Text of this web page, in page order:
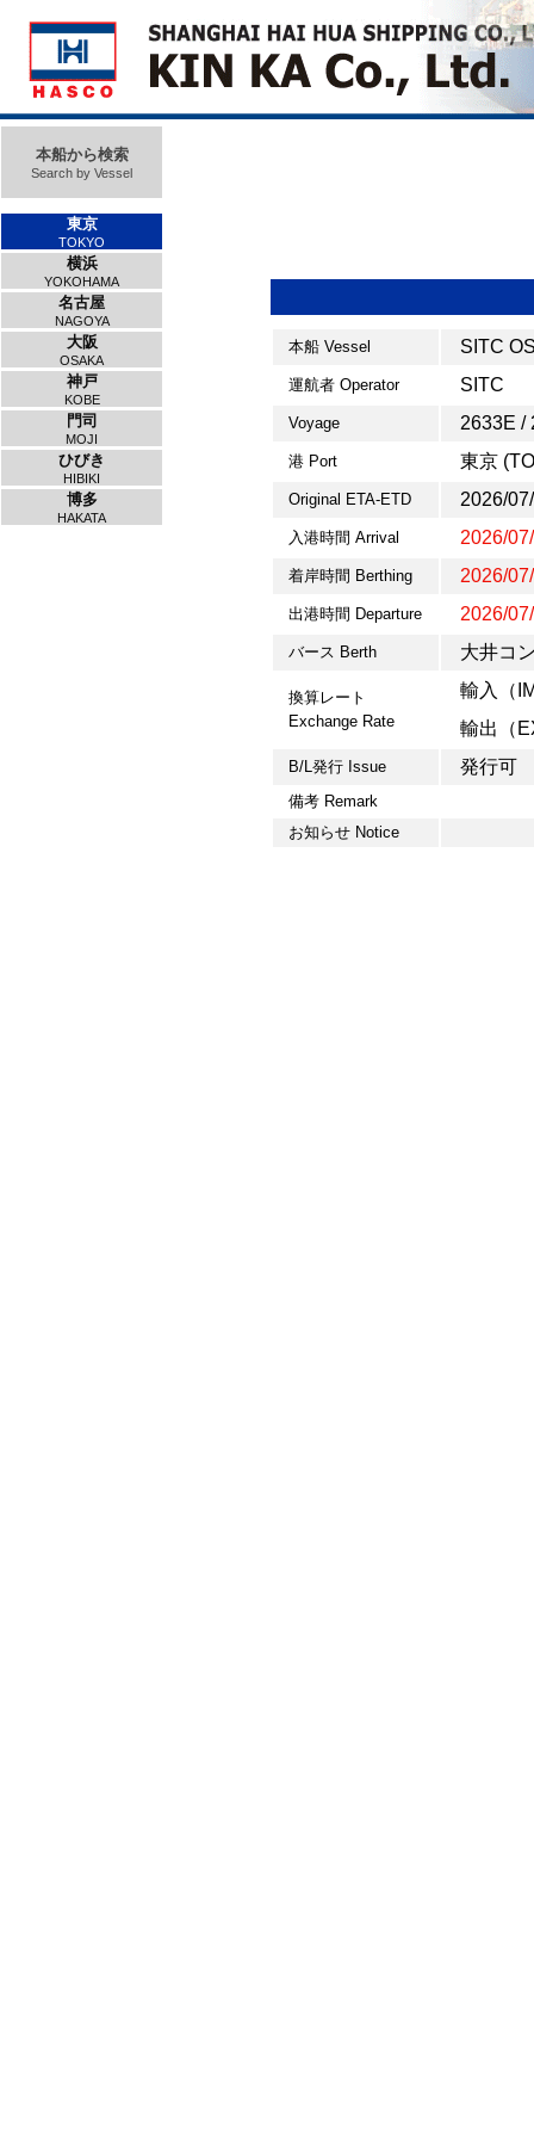
本船から検索
Search by Vessel
東京
TOKYO
横浜
YOKOHAMA
名古屋
NAGOYA
大阪
OSAKA
神戸
KOBE
門司
MOJI
ひびき
HIBIKI
博多
HAKATA
本船 Vessel SITC
運航者 Operator SITC
Voyage 2633E /
港 Port 東京
Original ETA-ETD 2026/
入港時間 Arrival 2026/
着岸時間 Berthing 2026/
出港時間 Departure 2026/
バース Berth 大井コ
換算レート
Exchange Rate
輸入（
輸出（
B/L発行 Issue 発行可
備考 Remark
お知らせ Notice